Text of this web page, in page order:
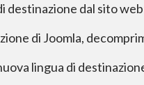
destinazione dal sito
di Joomla,
lingua di